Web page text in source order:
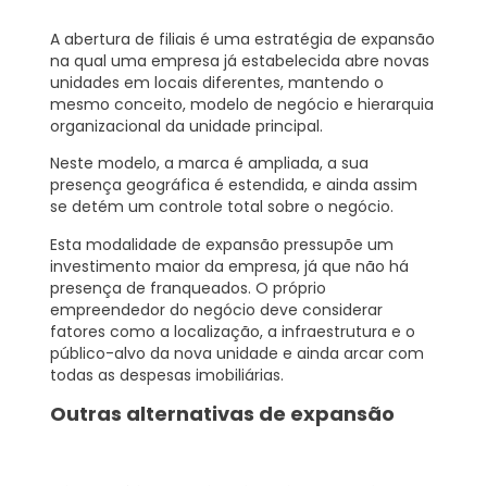
A abertura de filiais é uma estratégia de expansão
na qual uma empresa já estabelecida abre novas
unidades em locais diferentes, mantendo o
mesmo conceito, modelo de negócio e hierarquia
organizacional da unidade principal.
Neste modelo, a marca é ampliada, a sua
presença geográfica é estendida, e ainda assim
se detém um controle total sobre o negócio.
Esta modalidade de expansão pressupõe um
investimento maior da empresa, já que não há
presença de franqueados. O próprio
empreendedor do negócio deve considerar
fatores como a localização, a infraestrutura e o
público-alvo da nova unidade e ainda arcar com
todas as despesas imobiliárias.
Outras alternativas de expansão